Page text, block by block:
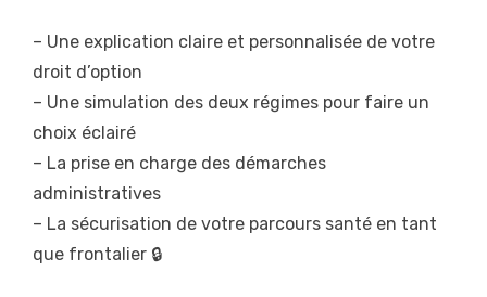
– Une explication claire et personnalisée de votre
droit d’option
– Une simulation des deux régimes pour faire un
choix éclairé
– La prise en charge des démarches
administratives
– La sécurisation de votre parcours santé en tant
que frontalier 🔒